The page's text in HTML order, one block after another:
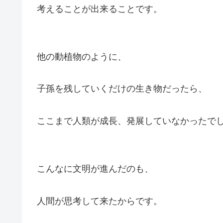
考えることが出来ることです。
他の動植物のように、
子孫を残していくだけの生き物だったら、
ここまで人類が成長、発展していなかったで
こんなに文明が進んだのも、
人間が思考して来たからです。